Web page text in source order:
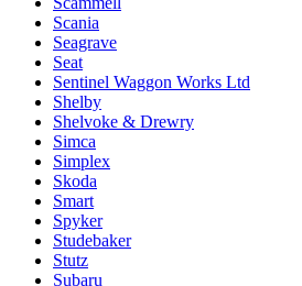
Scania
Seagrave
Seat
Sentinel Waggon Works Ltd
Shelby
Shelvoke & Drewry
Simca
Simplex
Skoda
Smart
Spyker
Studebaker
Stutz
Subaru